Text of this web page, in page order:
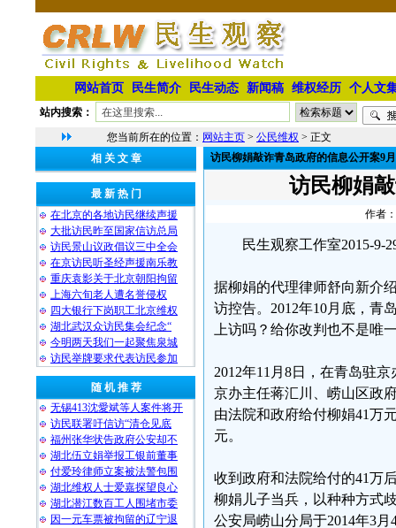
网站首页 民生简介 民生动态 新闻稿 维权经历 个人文
站内搜索：
您当前所在的位置： 网站主页 > 公民维权 > 正文
相 关 文 章
最 新 热 门
在北京的各地访民继续声援
大批访民昨至国家信访总局
访民景山议政倡议三中全会
在京访民听圣经声援南乐教
重庆袁影关于北京朝阳拘留
上海六旬老人遭名誉侵权
四大银行下岗职工北京维权
湖北武汉众访民集会纪念“
今明两天我们一起聚焦泉城
访民举牌要求代表访民参加
随 机 推 荐
无锡413沈愛斌等人案件将开
访民联署吁信访“清仓见底
福州张华状告政府公安却不
湖北伍立娟举报工银前董事
付爱玲律师立案被法警包围
湖北维权人士爱嘉探望良心
湖北潜江数百工人围堵市委
因一元车票被拘留的辽宁退
访民柳娟敲诈青岛政府的信息公开案9
访民柳娟
作者
民生观察工作室2015-9-
据柳娟的代理律师舒向新介
访控告。2012年10月底，青
上访吗？给你改判也不是唯
2012年11月8日，在青岛驻
京办主任蒋汇川、崂山区政
由法院和政府给付柳娟41万
元。
收到政府和法院给付的41万
柳娟儿子当兵，以种种方式
公安局崂山分局于2014年3